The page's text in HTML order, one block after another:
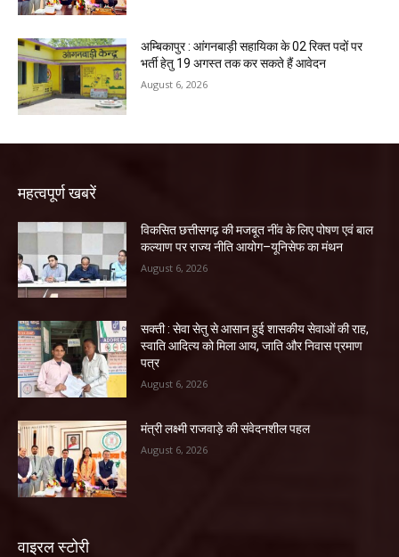
अम्बिकापुर : आंगनबाड़ी सहायिका के 02 रिक्त पदों पर
भर्ती हेतु 19 अगस्त तक कर सकते हैं आवेदन
August 6, 2026
महत्वपूर्ण खबरें
विकसित छत्तीसगढ़ की मजबूत नींव के लिए पोषण एवं बाल
कल्याण पर राज्य नीति आयोग–यूनिसेफ का मंथन
August 6, 2026
सक्ती : सेवा सेतु से आसान हुई शासकीय सेवाओं की राह,
स्वाति आदित्य को मिला आय, जाति और निवास प्रमाण
पत्र
August 6, 2026
मंत्री लक्ष्मी राजवाड़े की संवेदनशील पहल
August 6, 2026
वाइरल स्टोरी